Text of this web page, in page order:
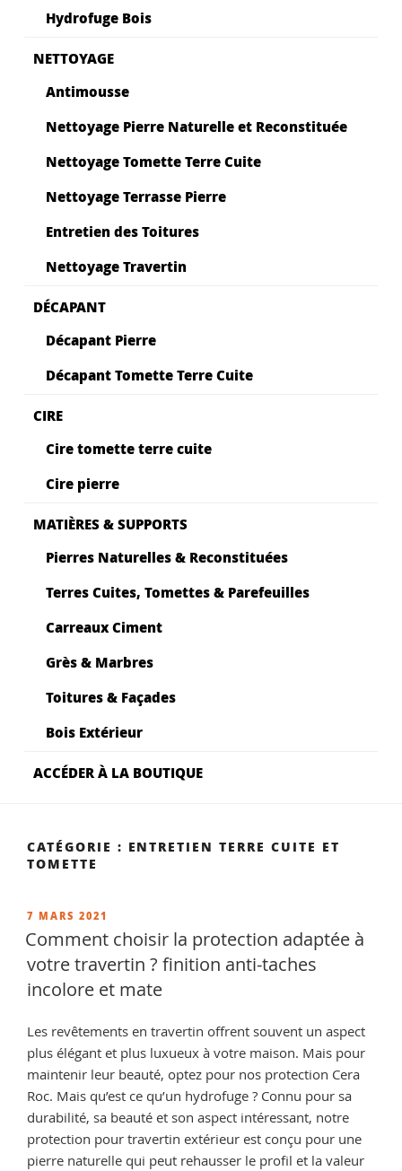
Hydrofuge Bois
NETTOYAGE
Antimousse
Nettoyage Pierre Naturelle et Reconstituée
Nettoyage Tomette Terre Cuite
Nettoyage Terrasse Pierre
Entretien des Toitures
Nettoyage Travertin
DÉCAPANT
Décapant Pierre
Décapant Tomette Terre Cuite
CIRE
Cire tomette terre cuite
Cire pierre
MATIÈRES & SUPPORTS
Pierres Naturelles & Reconstituées
Terres Cuites, Tomettes & Parefeuilles
Carreaux Ciment
Grès & Marbres
Toitures & Façades
Bois Extérieur
ACCÉDER À LA BOUTIQUE
CATÉGORIE : ENTRETIEN TERRE CUITE ET
TOMETTE
PUBLIÉ
LE
7 MARS 2021
Comment choisir la protection adaptée à
votre travertin ? finition anti-taches
incolore et mate
Les revêtements en travertin offrent souvent un aspect
plus élégant et plus luxueux à votre maison. Mais pour
maintenir leur beauté, optez pour nos protection Cera
Roc. Mais qu’est ce qu’un hydrofuge ? Connu pour sa
durabilité, sa beauté et son aspect intéressant, notre
protection pour travertin extérieur est conçu pour une
pierre naturelle qui peut rehausser le profil et la valeur